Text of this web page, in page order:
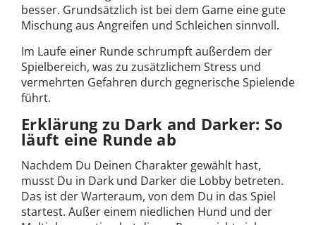
besser. Grundsätzlich ist bei dem Game eine gute
Mischung aus Angreifen und Schleichen sinnvoll.
Im Laufe einer Runde schrumpft außerdem der
Spielbereich, was zu zusätzlichem Stress und
vermehrten Gefahren durch gegnerische Spielende
führt.
Erklärung zu Dark and Darker: So
läuft eine Runde ab
Nachdem Du Deinen Charakter gewählt hast,
musst Du in Dark und Darker die Lobby betreten.
Das ist der Warteraum, von dem Du in das Spiel
startest. Außer einem niedlichen Hund und der